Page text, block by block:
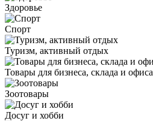
Здоровье
Спорт
Туризм, активный отдых
Товары для бизнеса, склада и офиса
Зоотовары
Досуг и хобби